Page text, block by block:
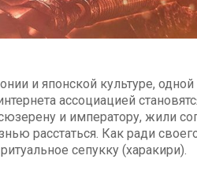
и японской культуре,
ассоциацией
и императору, жили
расстаться. Как ради
сепукку (харакири).